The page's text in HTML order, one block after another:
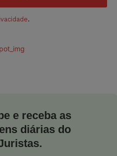
.
e receba as
diárias do